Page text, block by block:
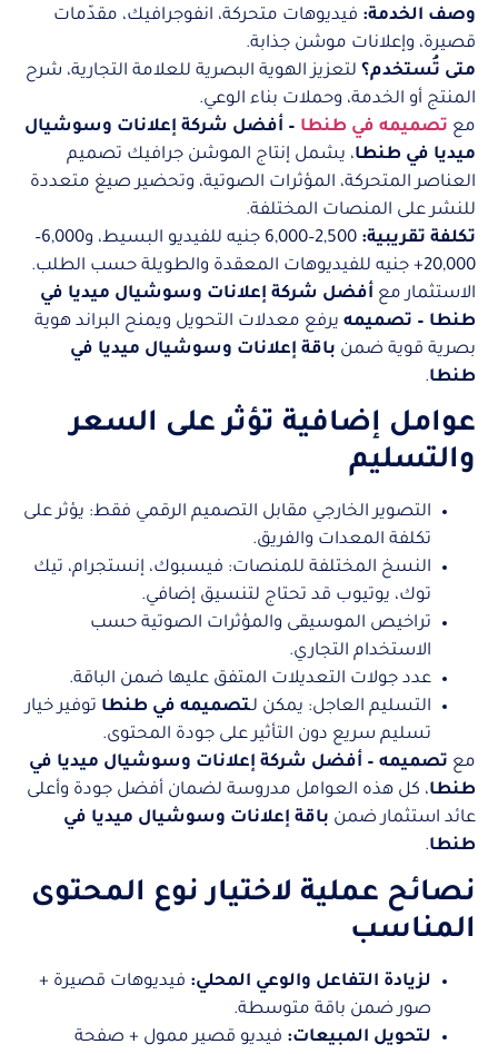
وصف الخدمة: فيديوهات متحركة، انفوجرافيك، مقدّمات
قصيرة، وإعلانات موشن جذابة.
متى تُستخدم؟ لتعزيز الهوية البصرية للعلامة التجارية، شرح
المنتج أو الخدمة، وحملات بناء الوعي.
مع تصميمه في طنطا – أفضل شركة إعلانات وسوشيال
ميديا في طنطا، يشمل إنتاج الموشن جرافيك تصميم
العناصر المتحركة، المؤثرات الصوتية، وتحضير صيغ متعددة
للنشر على المنصات المختلفة.
تكلفة تقريبية:
2,500–6,000 جنيه للفيديو البسيط، و6,000–
20,000+ جنيه للفيديوهات المعقدة والطويلة حسب الطلب.
الاستثمار مع أفضل شركة إعلانات وسوشيال ميديا في
طنطا – تصميمه يرفع معدلات التحويل ويمنح البراند هوية
بصرية قوية ضمن باقة إعلانات وسوشيال ميديا في
طنطا.
عوامل إضافية تؤثر على السعر
والتسليم
التصوير الخارجي مقابل التصميم الرقمي فقط: يؤثر على
تكلفة المعدات والفريق.
النسخ المختلفة للمنصات: فيسبوك، إنستجرام، تيك
توك، يوتيوب قد تحتاج لتنسيق إضافي.
تراخيص الموسيقى والمؤثرات الصوتية حسب
الاستخدام التجاري.
عدد جولات التعديلات المتفق عليها ضمن الباقة.
التسليم العاجل: يمكن لـتصميمه في طنطا توفير خيار
تسليم سريع دون التأثير على جودة المحتوى.
مع تصميمه – أفضل شركة إعلانات وسوشيال ميديا في
طنطا، كل هذه العوامل مدروسة لضمان أفضل جودة وأعلى
عائد استثمار ضمن باقة إعلانات وسوشيال ميديا في
طنطا.
نصائح عملية لاختيار نوع المحتوى
المناسب
لزيادة التفاعل والوعي المحلي: فيديوهات قصيرة +
صور ضمن باقة متوسطة.
لتحويل المبيعات: فيديو قصير ممول + صفحة